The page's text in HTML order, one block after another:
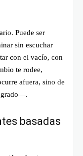
Puede ser
sin escuchar
con el vacío, con
te rodee,
afuera, sino de
basadas